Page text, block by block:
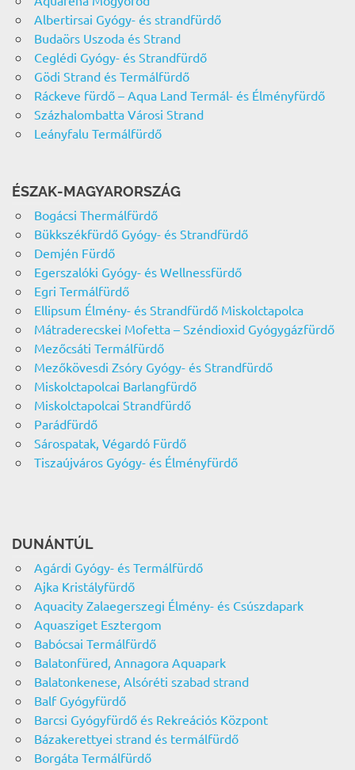
Albertirsai Gyógy- és strandfürdő
Budaörs Uszoda és Strand
Ceglédi Gyógy- és Strandfürdő
Gödi Strand és Termálfürdő
Ráckeve fürdő – Aqua Land Termál- és Élményfürdő
Százhalombatta Városi Strand
Leányfalu Termálfürdő
ÉSZAK-MAGYARORSZÁG
Bogácsi Thermálfürdő
Bükkszékfürdő Gyógy- és Strandfürdő
Demjén Fürdő
Egerszalóki Gyógy- és Wellnessfürdő
Egri Termálfürdő
Ellipsum Élmény- és Strandfürdő Miskolctapolca
Mátraderecskei Mofetta – Széndioxid Gyógygázfürdő
Mezőcsáti Termálfürdő
Mezőkövesdi Zsóry Gyógy- és Strandfürdő
Miskolctapolcai Barlangfürdő
Miskolctapolcai Strandfürdő
Parádfürdő
Sárospatak, Végardó Fürdő
Tiszaújváros Gyógy- és Élményfürdő
DUNÁNTÚL
Agárdi Gyógy- és Termálfürdő
Ajka Kristályfürdő
Aquacity Zalaegerszegi Élmény- és Csúszdapark
Aquasziget Esztergom
Babócsai Termálfürdő
Balatonfüred, Annagora Aquapark
Balatonkenese, Alsóréti szabad strand
Balf Gyógyfürdő
Barcsi Gyógyfürdő és Rekreációs Központ
Bázakerettyei strand és termálfürdő
Borgáta Termálfürdő